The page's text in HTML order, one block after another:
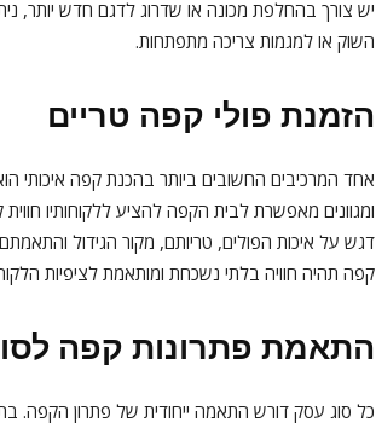
יש צורך בהחלפת מכונה או שדרוג לדגם חדש יותר,
השוק או למגמות צריכה מתפתחות.
הזמנת פולי קפה טריים
אחד המרכיבים החשובים ביותר בהכנת קפה איכותי
ומגוונים מאפשרת לבית הקפה להציע ללקוחותיו
דגש על איכות הפולים, טריותם, מקור הגידול
קפה תהיה חוויה בלתי נשכחת ומותאמת לציפיות
התאמת פתרונות קפה
כל סוג עסק דורש התאמה ייחודית של פתרון הקפה.